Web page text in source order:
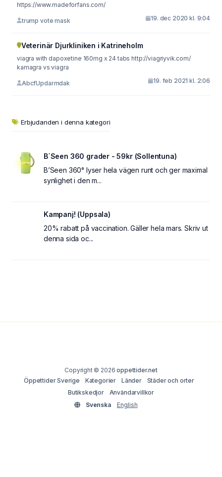
https://www.madeforfans.com/
trump vote mask 19. dec 2020 kl. 9:04
Veterinär Djurkliniken i Katrineholm
viagra with dapoxetine 160mg x 24 tabs http://viagriyvik.com/
kamagra vs viagra
AbcfUpdarmdak 19. feb 2021 kl. 2:06
Erbjudanden i denna kategori
B´Seen 360 grader - 59kr (Sollentuna)
B’Seen 360° lyser hela vägen runt och ger maximal
synlighet i den m...
Kampanj! (Uppsala)
20% rabatt på vaccination. Gäller hela mars. Skriv ut
denna sida oc...
Copyright © 2026oppettider.net
Öppettider Sverige
Kategorier Länder
Städer och orter
Butikskedjor
Användarvillkor
Svenska
English